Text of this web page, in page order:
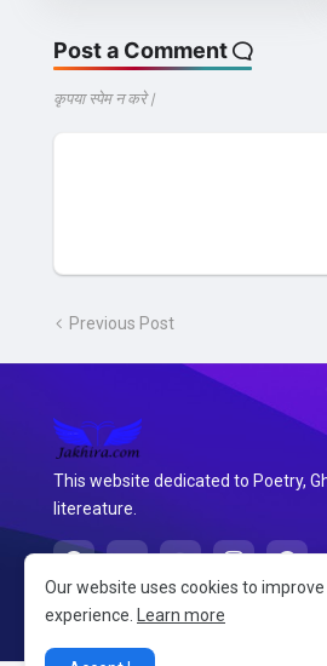
Post a Comment
कृपया स्पेम न करे |
Previous Post
This website dedicated to Poetry,
litereature.
Our website uses cookies to
experience.
Learn more